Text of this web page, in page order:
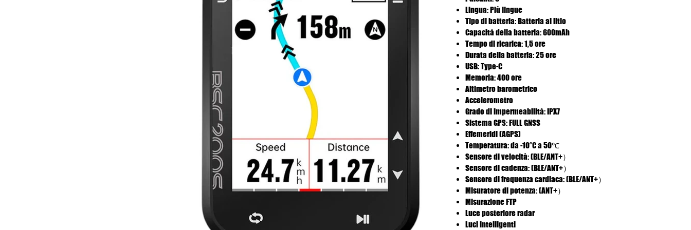
Lingua: Più lingue
Tipo di batteria: Batteria al litio
Capacità della batteria: 600mAh
Tempo di ricarica: 1,5 ore
Durata della batteria: 25 ore
USB: Type-C
Memoria: 400 ore
Altimetro barometrico
Accelerometro
Grado di impermeabilità: IPX7
Sistema GPS: FULL GNSS
Effemeridi (AGPS)
Temperatura: da -10°C a 50℃
Sensore di velocità: (BLE/ANT+）
Sensore di cadenza: (BLE/ANT+）
Sensore di frequenza cardiaca: (BLE/ANT+）
Misuratore di potenza: (ANT+）
Misurazione FTP
Luce posteriore radar
Luci intelligenti